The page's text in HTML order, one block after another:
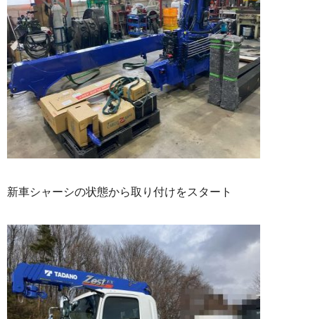
新車シャーシの状態から取り付けをスタート